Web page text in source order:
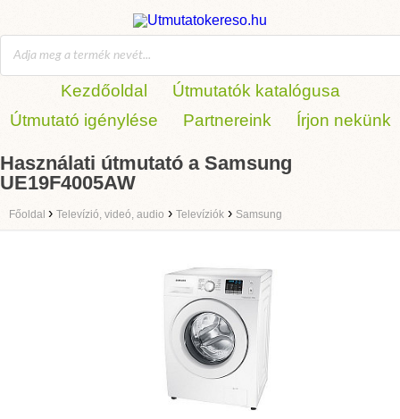
Kezdőoldal
Útmutatók katalógusa
Útmutató igénylése
Partnereink Írjon nekünk
Használati útmutató a Samsung
UE19F4005AW
Főoldal › Televízió, videó, audio › Televíziók › Samsung